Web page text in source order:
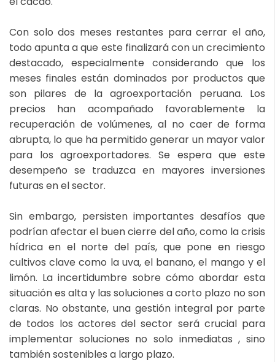
Con solo dos meses restantes para cerrar el año,
todo apunta a que este finalizará con un crecimiento
destacado, especialmente considerando que los
meses finales están dominados por productos que
son pilares de la agroexportación peruana. Los
precios han acompañado favorablemente la
recuperación de volúmenes, al no caer de forma
abrupta, lo que ha permitido generar un mayor valor
para los agroexportadores. Se espera que este
desempeño se traduzca en mayores inversiones
futuras en el sector.
Sin embargo, persisten importantes desafíos que
podrían afectar el buen cierre del año, como la crisis
hídrica en el norte del país, que pone en riesgo
cultivos clave como la uva, el banano, el mango y el
limón. La incertidumbre sobre cómo abordar esta
situación es alta y las soluciones a corto plazo no son
claras. No obstante, una gestión integral por parte
de todos los actores del sector será crucial para
implementar soluciones no solo inmediatas , sino
también sostenibles a largo plazo.